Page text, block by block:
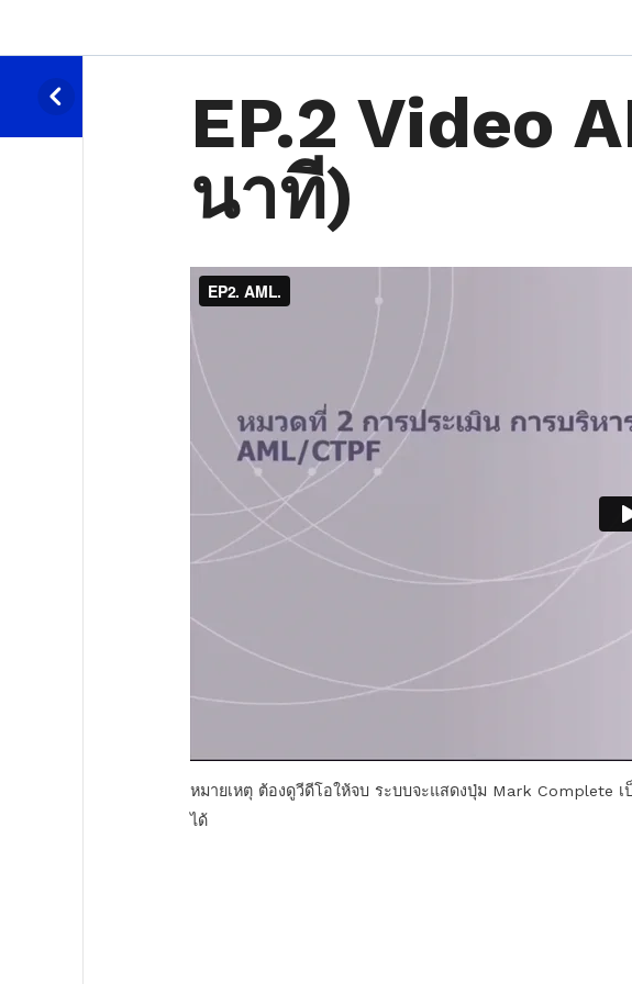
EP.2 Video
นาที)
หมายเหตุ ต้องดูวีดีโอให้จบ ระบบจะแสดงปุ่ม Mark Complete
ได้